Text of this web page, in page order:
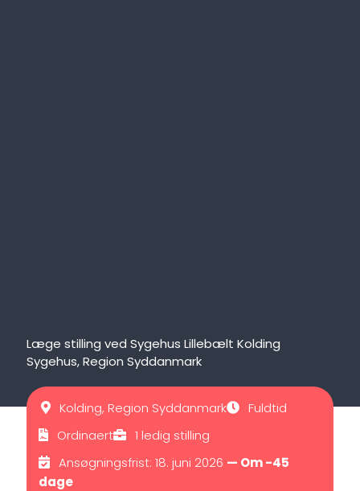
Læge stilling ved Sygehus Lillebælt Kolding
Sygehus, Region Syddanmark
Kolding, Region Syddanmark
Fuldtid
Ordinaert
1 ledig stilling
Ansøgningsfrist: 18. juni 2026 — Om -45
dage